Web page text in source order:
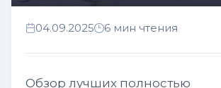
04.09.2025 6 мин чтения
Обзор лучших полностью